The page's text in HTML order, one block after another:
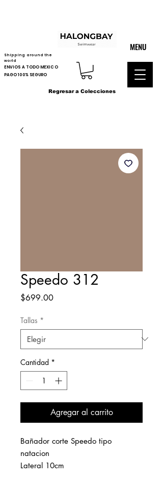
Shipping around the
world
Regresar a Colecciones
ENVIOS A TODO MEXICO
MENU
PAGO 100% SEGURO
Speedo 312
$699.00Precio
Tallas *
Cantidad *
Agregar al carrito
Bañador corte Speedo tipo
natacion
Lateral 10cm